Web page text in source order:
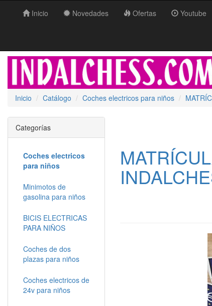
Inicio Novedades Ofertas Youtube
Inicio Catálogo Coches electricos para niños
Categorías
Coches electricos
para niños
Minimotos de
gasolina para niños
BICIS ELECTRICAS
PARA NIÑOS
Coches de dos
plazas para niños
Coches electricos de
24v para niños